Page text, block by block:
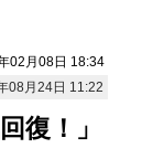
02月08日 18:34
08月24日 11:22
復！」